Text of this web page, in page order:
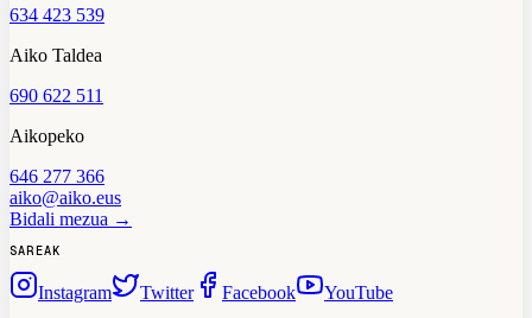
634 423 539
Aiko Taldea
690 622 511
Aikopeko
646 277 366
aiko@aiko.eus
Bidali mezua →
SAREAK
Instagram Twitter Facebook YouTube